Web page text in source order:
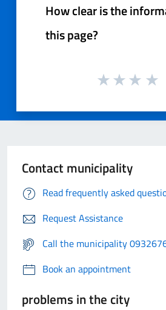
How clear is the
this page?
Contact municipality
Read frequently asked
Request Assistance
Call the municipality
Book an appointment
problems in the city